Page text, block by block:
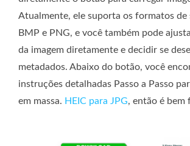
Atualmente, ele suporta os formatos de
BMP e PNG, e você também pode
da imagem diretamente e decidir se
metadados. Abaixo do botão, você
instruções detalhadas Passo a Passo
em massa. HEIC para JPG, então é bem